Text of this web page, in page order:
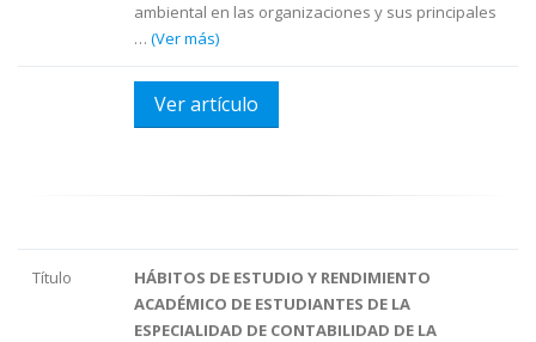
ambiental en las organizaciones y sus principales
… (Ver más)
Ver artículo
Título
HÁBITOS DE ESTUDIO Y RENDIMIENTO
ACADÉMICO DE ESTUDIANTES DE LA
ESPECIALIDAD DE CONTABILIDAD DE LA